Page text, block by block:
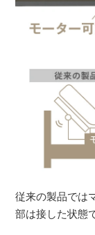
従来の製品では
部は接した状態